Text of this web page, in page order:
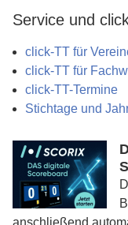
Service und
click-TT für
click-TT für
click-TT-Termine
Stichtage und
anschließend